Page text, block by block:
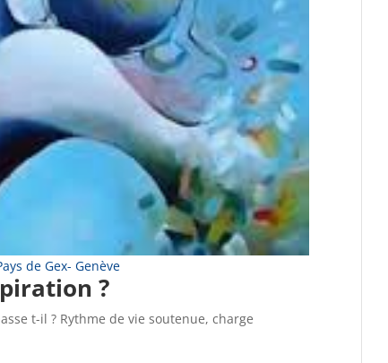
de Gex- Genève
?
t-il ? Rythme de vie soutenue, charge